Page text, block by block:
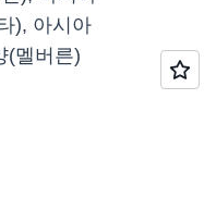
), 아시아
(멜버른)